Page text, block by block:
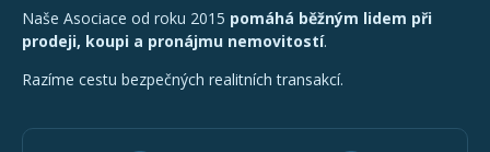
Naše Asociace od roku 2015 pomáhá běžným lidem při
prodeji, koupi a pronájmu nemovitostí.
Razíme cestu bezpečných realitních transakcí.